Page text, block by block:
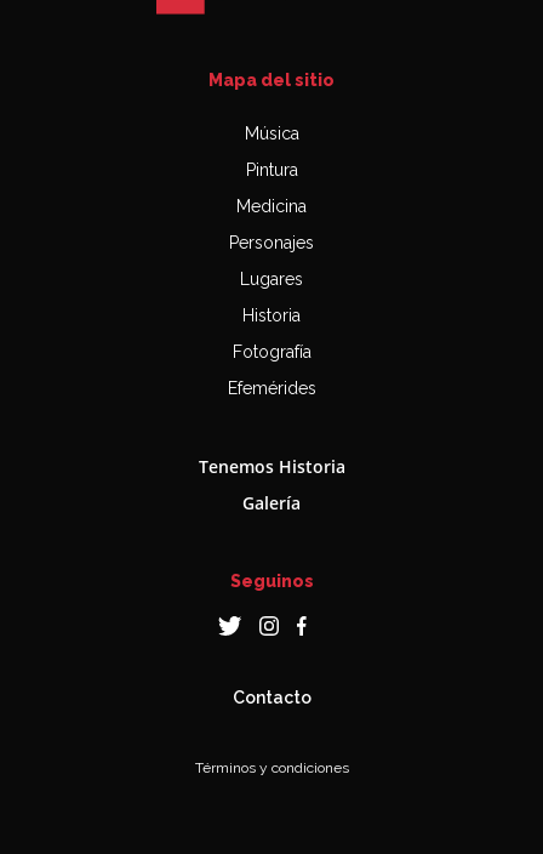
Mapa del sitio
Música
Pintura
Medicina
Personajes
Lugares
Historia
Fotografía
Efemérides
Tenemos Historia
Galería
Seguinos
Contacto
Términos y condiciones